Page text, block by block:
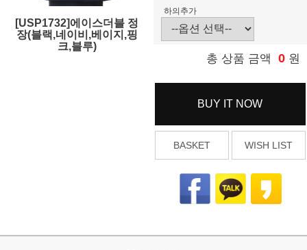
[USP1732]에이스더블 정
장(블랙,네이비,베이지,핑
크,블루)
하의추가
총 상품 금액 0 원
BUY IT NOW
BASKET WISH LIST